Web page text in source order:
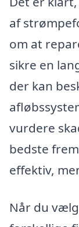
af
om at
sikre en
der kan
vurdere
bedste
effektiv,
Når du